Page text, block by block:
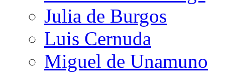
Julia de Burgos
Luis Cernuda
Miguel de Unamuno